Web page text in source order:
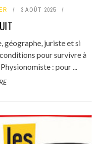
3 AOÛT 2025
géographe, juriste et si
pour survivre à
: pour ...